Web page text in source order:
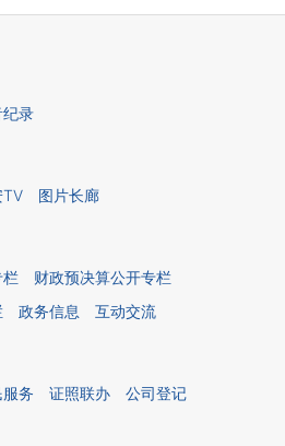
纪录
TV 图片长廊
栏
财政预决算公开专栏
政务信息 互动交流
务 证照联办
公司登记